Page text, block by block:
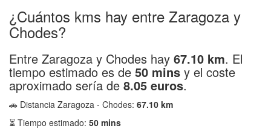
¿Cuántos kms hay entre Zaragoza y
Chodes?
Entre Zaragoza y Chodes hay 67.10 km. El
tiempo estimado es de 50 mins y el coste
aproximado sería de 8.05 euros.
🚗 Distancia Zaragoza - Chodes: 67.10 km
⏳ Tiempo estimado: 50 mins